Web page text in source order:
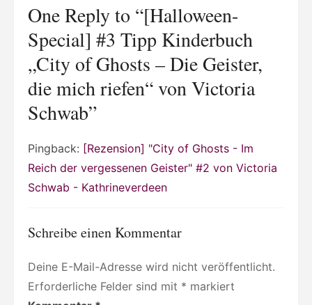
Victoria
Schwab
One Reply to “[Halloween-
Special] #3 Tipp Kinderbuch
„City of Ghosts – Die Geister,
die mich riefen“ von Victoria
Schwab”
Pingback: [Rezension] "City of Ghosts - Im
Reich der vergessenen Geister" #2 von Victoria
Schwab - Kathrineverdeen
Schreibe einen Kommentar
Deine E-Mail-Adresse wird nicht veröffentlicht.
Erforderliche Felder sind mit * markiert